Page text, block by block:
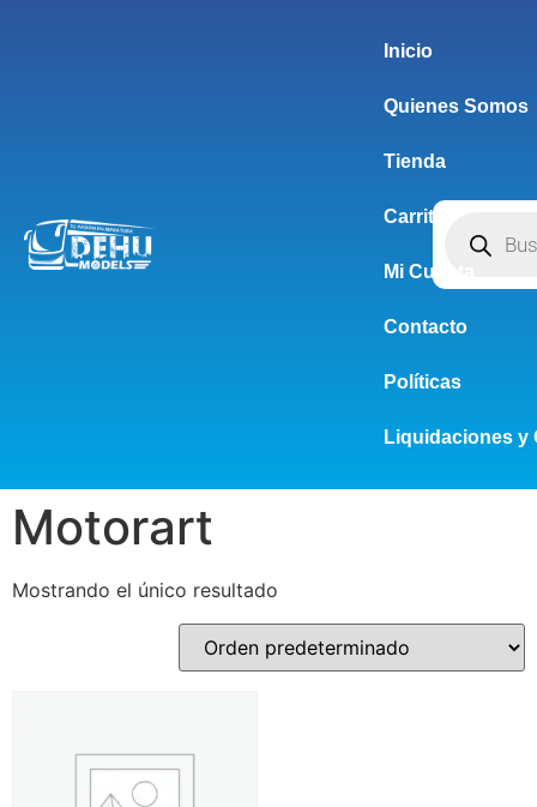
Inicio
Quienes Somos
Tienda
Carrito
Mi Cuenta
Contacto
Políticas
Liquidaciones y
Motorart
Mostrando el único resultado